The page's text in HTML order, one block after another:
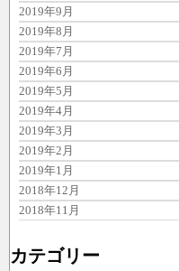
2019年9月
2019年8月
2019年7月
2019年6月
2019年5月
2019年4月
2019年3月
2019年2月
2019年1月
2018年12月
2018年11月
カテゴリー